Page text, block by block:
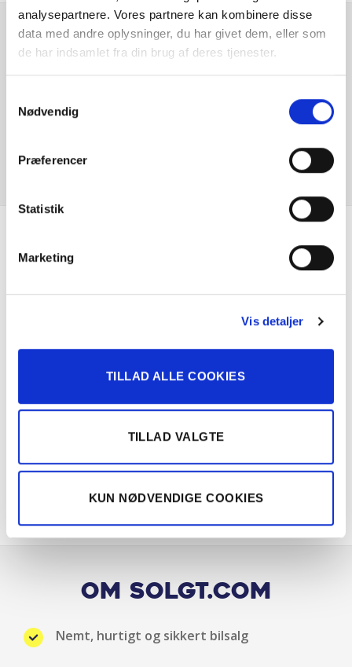
analysepartnere. Vores partnere kan kombinere disse
data med andre oplysninger, du har givet dem, eller som
de har indsamlet fra din brug af deres tjenester.
Nødvendig
Præferencer
Statistik
Marketing
Vis detaljer
TILLAD ALLE COOKIES
TILLAD VALGTE
KUN NØDVENDIGE COOKIES
Bluetooth
Centrallås
DAB radio
El-foldbare spejle m. varme
El-spejle med varme
Elruder for/bag
Fartpilot adaptiv
Fjernbetjent centrallås
Fuld LED forlygter
Er du interesseret i
denne bil?
Om Solgt.com
Nemt, hurtigt og sikkert bilsalg